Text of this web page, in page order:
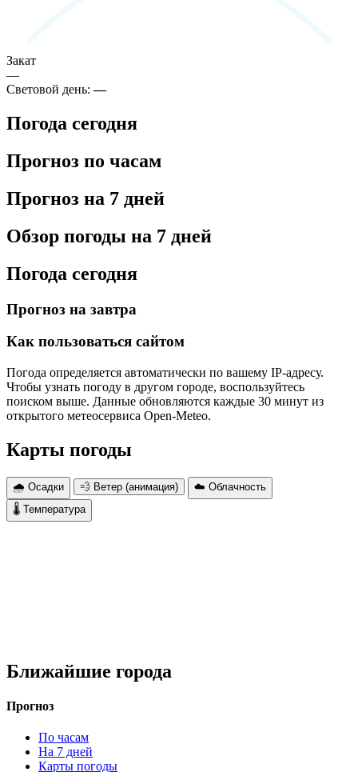
Закат
—
Световой день:—
Погода сегодня
Прогноз по часам
Прогноз на 7 дней
Обзор погоды на 7 дней
Погода сегодня
Прогноз на завтра
Как пользоваться сайтом
Погода определяется автоматически по вашему IP-адресу.
Чтобы узнать погоду в другом городе, воспользуйтесь
поиском выше. Данные обновляются каждые 30 минут из
открытого метеосервиса Open-Meteo.
Карты погоды
🌧 Осадки 💨 Ветер (анимация)
☁️ Облачность
🌡 Температура
Ближайшие города
Прогноз
По часам
На 7 дней
Карты погоды